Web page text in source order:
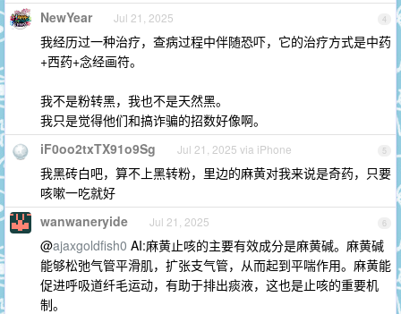
4
NewYear Jul 21, 2025
我经历过一种治疗，查病过程中伴随恐吓，它的治疗方式是中药
+西药+念经画符。
我不是粉转黑，我也不是天然黑。
我只是觉得他们和搞诈骗的招数好像啊。
5
iF0oo2txTX91o9Sg Jul 21, 2025 via iPhone
我黑砖白吧，算不上黑转粉，里边的麻黄对我来说是奇药，只要
咳嗽一吃就好
6
wanwaneryide Jul 21, 2025
@ajaxgoldfish0 AI:麻黄止咳的主要有效成分是麻黄碱。麻黄碱
能够松弛气管平滑肌，扩张支气管，从而起到平喘作用。麻黄能
促进呼吸道纤毛运动，有助于排出痰液，这也是止咳的重要机
制。